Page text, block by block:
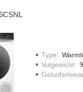
Type:
Vulgewicht: